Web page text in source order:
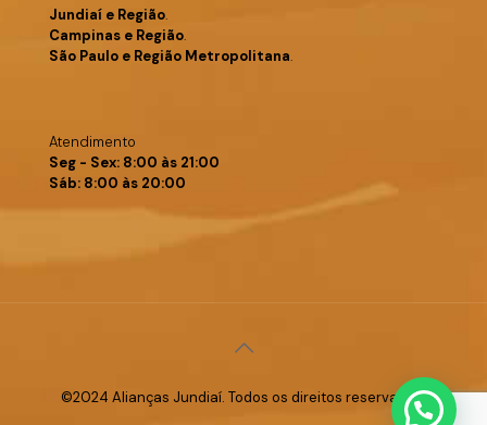
Jundiaí e Região.
Campinas e Região.
São Paulo e Região Metropolitana.
Atendimento
Seg - Sex: 8:00 às 21:00
Sáb: 8:00 às 20:00
©2024 Alianças Jundiaí. Todos os direitos reservados.
Fale Conosco >>